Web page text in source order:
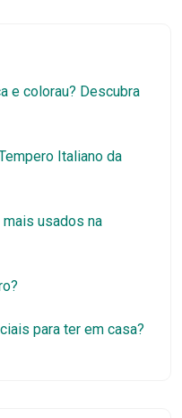
e colorau? Descubra
Italiano da
usados na
para ter em casa?